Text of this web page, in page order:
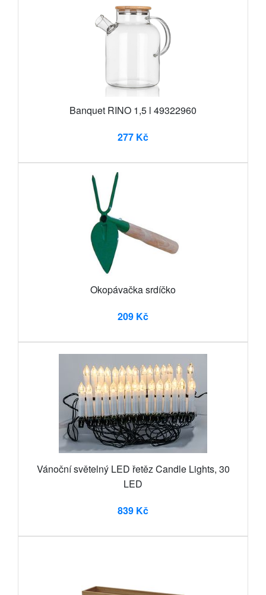
Banquet RINO 1,5 l 49322960
277 Kč
Okopávačka srdíčko
209 Kč
Vánoční světelný LED řetěz Candle Lights, 30
LED
839 Kč